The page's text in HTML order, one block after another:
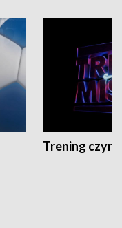
Trening czyni